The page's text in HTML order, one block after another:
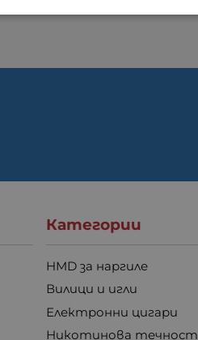
Категории
HMD за наргиле
Вилици и игли
Електронни цигари
Никотинова течност